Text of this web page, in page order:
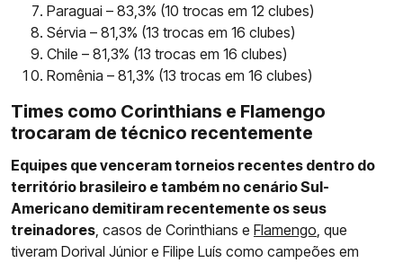
Paraguai – 83,3% (10 trocas em 12 clubes)
Sérvia – 81,3% (13 trocas em 16 clubes)
Chile – 81,3% (13 trocas em 16 clubes)
Romênia – 81,3% (13 trocas em 16 clubes)
Times como Corinthians e Flamengo
trocaram de técnico recentemente
Equipes que venceram torneios recentes dentro do
território brasileiro e também no cenário Sul-
Americano demitiram recentemente os seus
treinadores, casos de Corinthians e Flamengo, que
tiveram Dorival Júnior e Filipe Luís como campeões em